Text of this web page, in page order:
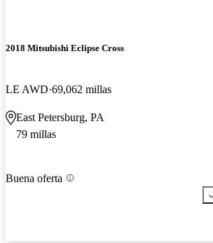
2018 Mitsubishi Eclipse Cross
LE AWD 69,062 millas
East Petersburg, PA
79 millas
Buena oferta